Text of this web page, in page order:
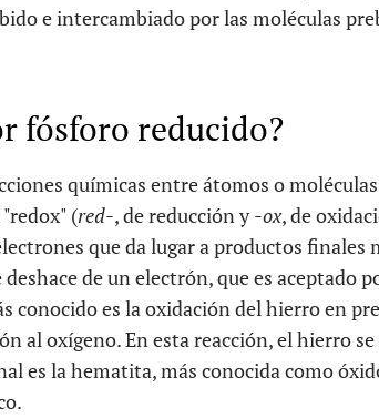
e intercambiado por las moléculas
fósforo reducido?
químicas entre átomos o
(red-, de reducción y-ox, de
que da lugar a productos finales
deshace de un electrón, que es aceptado
conocido es la oxidación del hierro en
al oxígeno. En esta reacción, el hierro
es la hematita, más conocida como